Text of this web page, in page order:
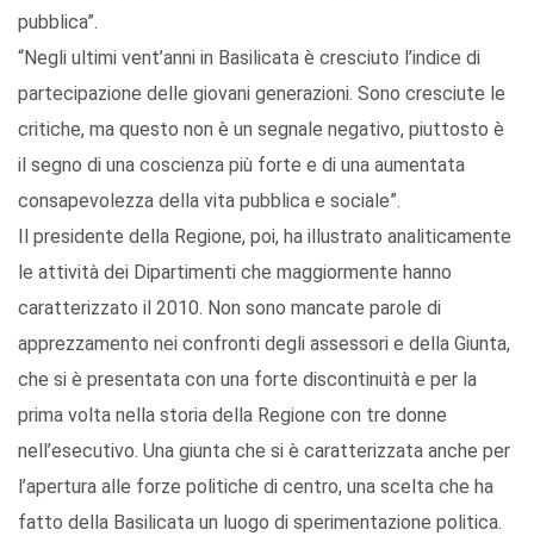
pubblica”.
“Negli ultimi vent’anni in Basilicata è cresciuto l’indice di
partecipazione delle giovani generazioni. Sono cresciute le
critiche, ma questo non è un segnale negativo, piuttosto è
il segno di una coscienza più forte e di una aumentata
consapevolezza della vita pubblica e sociale”.
Il presidente della Regione, poi, ha illustrato analiticamente
le attività dei Dipartimenti che maggiormente hanno
caratterizzato il 2010. Non sono mancate parole di
apprezzamento nei confronti degli assessori e della Giunta,
che si è presentata con una forte discontinuità e per la
prima volta nella storia della Regione con tre donne
nell’esecutivo. Una giunta che si è caratterizzata anche per
l’apertura alle forze politiche di centro, una scelta che ha
fatto della Basilicata un luogo di sperimentazione politica.